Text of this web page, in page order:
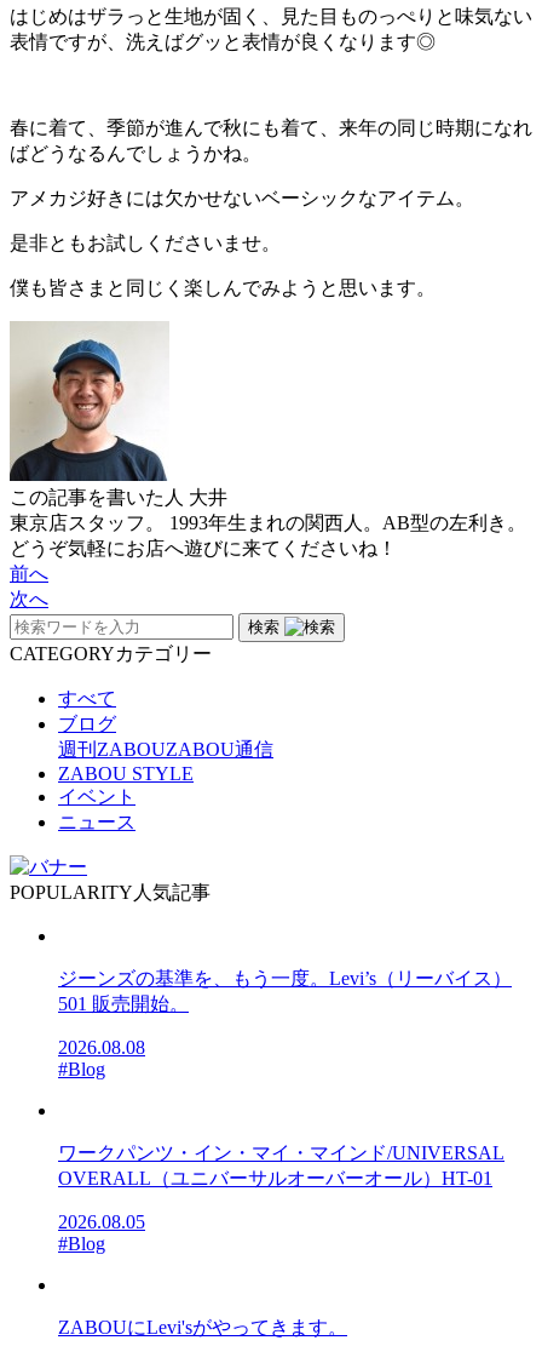
はじめはザラっと生地が固く、見た目ものっぺりと味気ない
表情ですが、洗えばグッと表情が良くなります◎
春に着て、季節が進んで秋にも着て、来年の同じ時期になれ
ばどうなるんでしょうかね。
アメカジ好きには欠かせないベーシックなアイテム。
是非ともお試しくださいませ。
僕も皆さまと同じく楽しんでみようと思います。
この記事を書いた人 大井
東京店スタッフ。 1993年生まれの関西人。AB型の左利き。
どうぞ気軽にお店へ遊びに来てくださいね！
前へ
次へ
検索
CATEGORYカテゴリー
すべて
ブログ
週刊ZABOUZABOU通信
ZABOU STYLE
イベント
ニュース
POPULARITY 人気記事
ジーンズの基準を、もう一度。Levi’s（リーバイス）
501 販売開始。
2026.08.08
#Blog
ワークパンツ・イン・マイ・マインド/UNIVERSAL
OVERALL（ユニバーサルオーバーオール）HT-01
2026.08.05
#Blog
ZABOUにLevi'sがやってきます。